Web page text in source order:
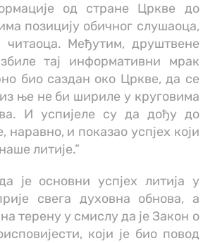
од стране Цркве до
позицију обичног слушаоца,
читаоца. Међутим, друштвене
тај информативни мрак
био саздан око Цркве, да се
ње не би шириле у круговима
И успијеле су да дођу до
наравно, и показао успјех који
литије.”
је основни успјех литија у
свега духовна обнова, а
терену у смислу да је Закон о
који је био повод